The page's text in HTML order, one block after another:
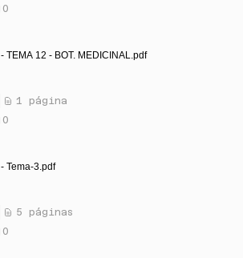
0
- TEMA 12 - BOT. MEDICINAL.pdf
1 página
0
- Tema-3.pdf
5 páginas
0